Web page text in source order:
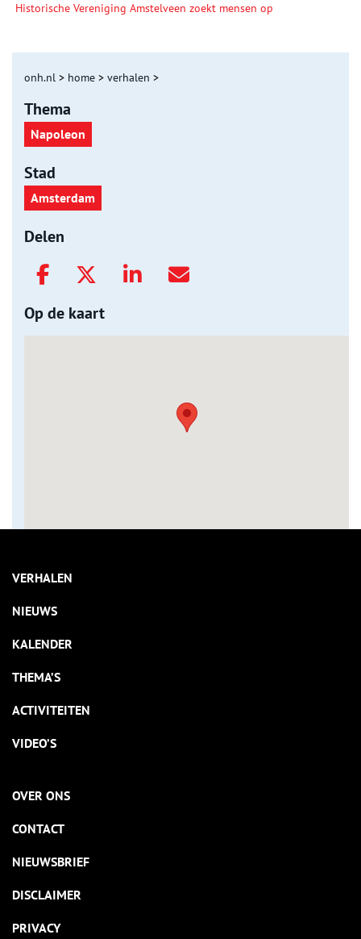
Historische Vereniging Amstelveen zoekt mensen op
onh.nl > home > verhalen >
Thema
Napoleon
Stad
Amsterdam
Delen
Op de kaart
VERHALEN
NIEUWS
KALENDER
THEMA’S
ACTIVITEITEN
VIDEO’S
OVER ONS
CONTACT
NIEUWSBRIEF
DISCLAIMER
PRIVACY